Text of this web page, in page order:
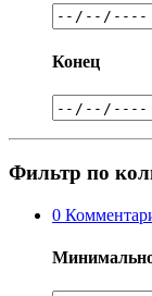
Конец
Фильтр по
0